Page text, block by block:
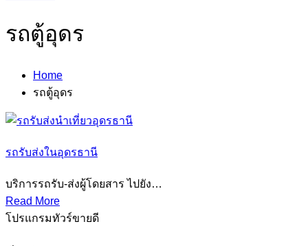
รถตู้อุดร
Home
รถตู้อุดร
รถรับส่งในอุดรธานี
บริการรถรับ-ส่งผู้โดยสาร ไปยัง…
Read More
โปรแกรมทัวร์ขายดี